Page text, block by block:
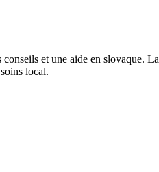
et une aide en slovaque. La
local.